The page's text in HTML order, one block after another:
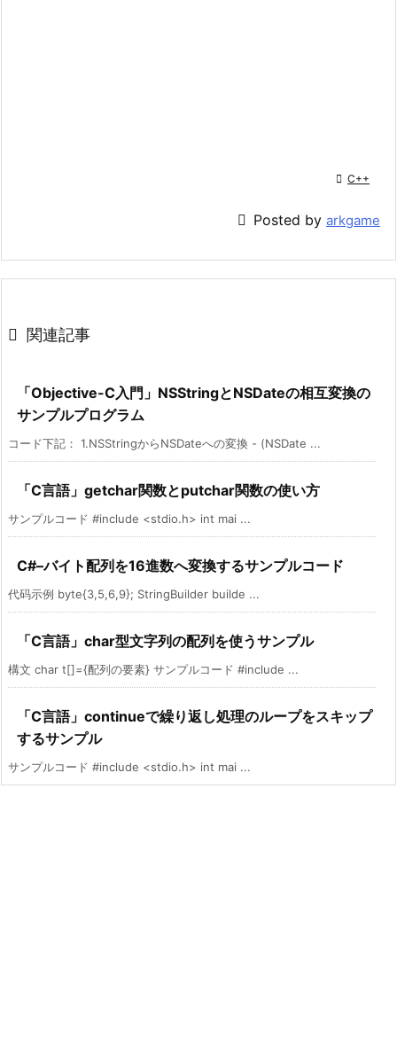
 C++
 Posted by arkgame
 関連記事
「Objective-C入門」NSStringとNSDateの相互変換の
サンプルプログラム
コード下記： 1.NSStringからNSDateへの変換 - (NSDate ...
「C言語」getchar関数とputchar関数の使い方
サンプルコード #include <stdio.h> int mai ...
C#–バイト配列を16進数へ変換するサンプルコード
代码示例 byte{3,5,6,9}; StringBuilder builde ...
「C言語」char型文字列の配列を使うサンプル
構文 char t[]={配列の要素} サンプルコード #include ...
「C言語」continueで繰り返し処理のループをスキップ
するサンプル
サンプルコード #include <stdio.h> int mai ...